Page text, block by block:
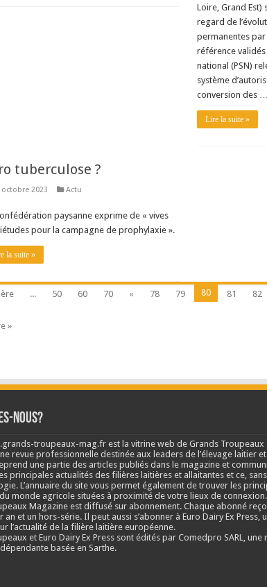
Loire, Grand Est)
regard de
permanentes
référence
national (PSN)
système
conversion des …
Lire la suite »
tuberculose ?
octobre 2023 Actu
paysanne exprime de « vives
pour la campagne de prophylaxie ».
la suite »
... 50 60 70 « 78 79 80 81 82
»
nous?
troupeaux-mag.fr est la vitrine web de Grands Troupeaux
revue professionnelle destinée aux leaders de l’élevage laitier et
une partie des articles publiés dans le magazine et
principales actualités des filières laitières et allaitantes et ce,
L’annuaire du site vous permet également de trouver les
monde agricole situées à proximité de votre lieux de connexion.
Magazine est diffusé sur abonnement. Chaque abonné
an et un hors-série. Il peut aussi s’abonner à Euro Dairy Ex Press,
l’actualité de la filière laitière européenne.
et Euro Dairy Ex Press sont édités par Comedpro SARL, une
basée en Sarthe.